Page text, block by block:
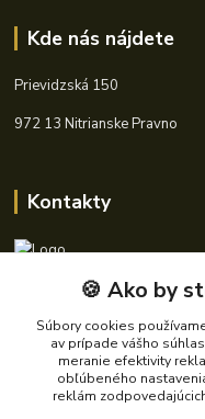
Kde nás nájdete
Prievidzská 150
972 13 Nitrianske Pravno
Kontakty
+421 940 621 185
info@autoking.sk
🍪 Ako by
Súbory cookies
av prípade vášho
meranie efektivity
obľúbeného
reklám